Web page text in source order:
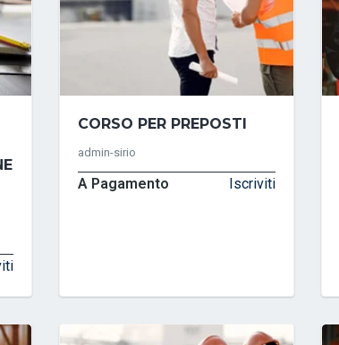
CORSO PER PREPOSTI
admin-sirio
A Pagamento Iscriviti